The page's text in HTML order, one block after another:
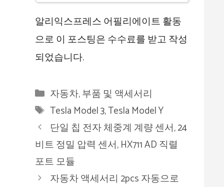
알리익스프레스 어필리에이트 활동
으로 이 포스팅은 수수료를 받고 작성
되었습니다.
카
테
고
리
자동차, 부품 및 액세서리
태
그
Tesla Model 3,Tesla Model Y
단일 칩 전자 체중계 계량 센서, 24
비트 정밀 압력 센서, HX711 AD 직렬
포트 모듈
자동차 액세서리 2pcs 자동으로